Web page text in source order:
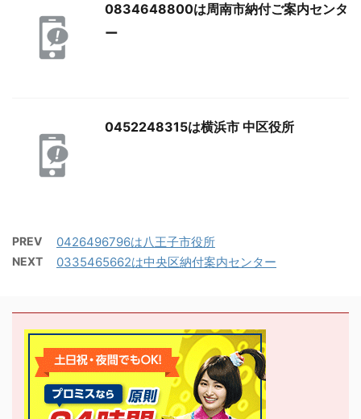
0834648800は周南市納付ご案内センタ
ー
0452248315は横浜市 中区役所
PREV 0426496796は八王子市役所
NEXT 0335465662は中央区納付案内センター